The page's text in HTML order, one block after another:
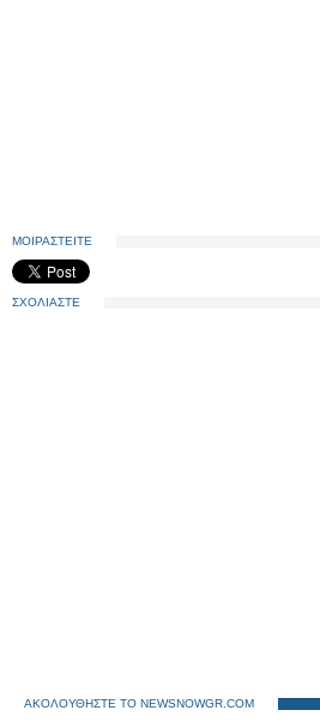
ΜΟΙΡΑΣΤΕΙΤΕ
ΣΧΟΛΙΑΣΤΕ
ΑΚΟΛΟΥΘΗΣΤΕ ΤΟ NEWSNOWGR.COM